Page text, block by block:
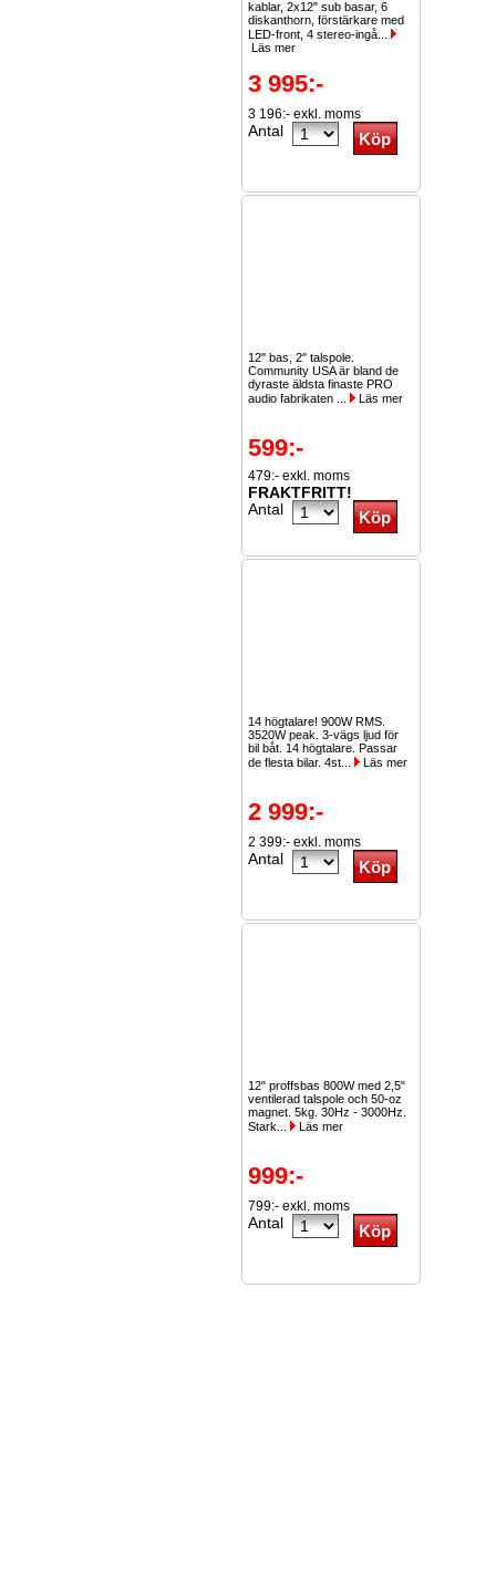
kablar, 2x12" sub basar, 6
diskanthorn, förstärkare med
LED-front, 4 stereo-ingå...
Läs mer
3 995:-
3 196:- exkl. moms
Antal
12" bas, 2" talspole.
Community USA är bland de
dyraste äldsta finaste PRO
audio fabrikaten ...
Läs mer
599:-
479:- exkl. moms
FRAKTFRITT!
Antal
14 högtalare! 900W RMS.
3520W peak. 3-vägs ljud för
bil båt. 14 högtalare. Passar
de flesta bilar. 4st...
Läs mer
2 999:-
2 399:- exkl. moms
Antal
12" proffsbas 800W med 2,5"
ventilerad talspole och 50-oz
magnet. 5kg. 30Hz - 3000Hz.
Stark...
Läs mer
999:-
799:- exkl. moms
Antal